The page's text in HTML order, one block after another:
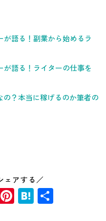
が語る！副業から始めるラ
が語る！ライターの仕事を
？本当に稼げるのか筆者の
ェアする／
Pinterest
Hatena